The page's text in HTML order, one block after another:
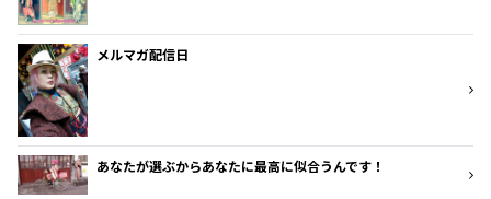
メルマガ配信日
あなたが選ぶからあなたに最高に似合うんです！